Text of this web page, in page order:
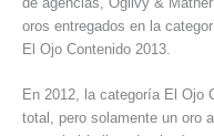
oros entregados en la
El Ojo Contenido 2013.
En 2012, la categoría El Ojo
total, pero solamente un oro